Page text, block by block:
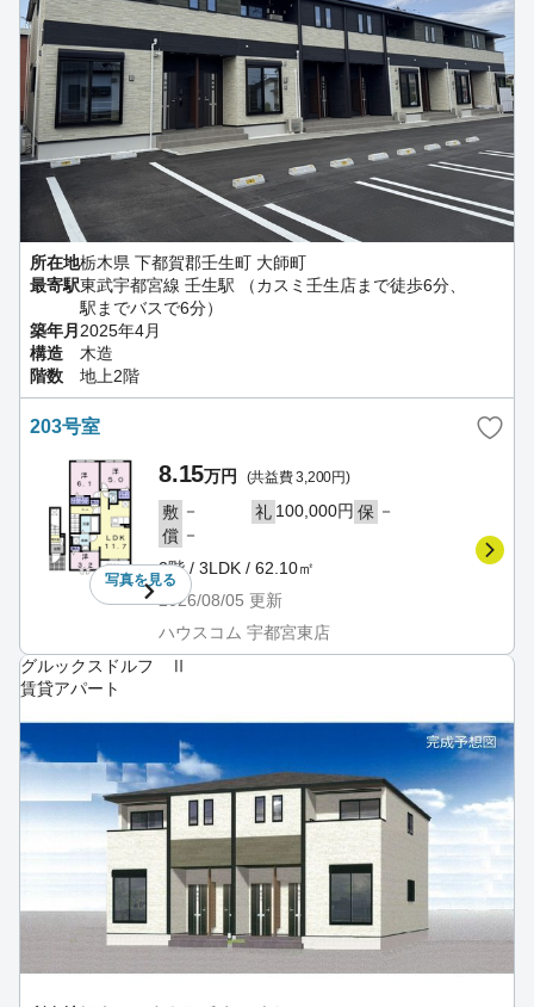
所在地栃木県 下都賀郡壬生町 大師町
最寄駅東武宇都宮線 壬生駅 （カスミ壬生店まで徒歩6分、
駅までバスで6分）
築年月2025年4月
構造
木造
階数
地上2階
203号室
写真を見る
8.15万円 (共益費 3,200円)
敷 － 礼 100,000円 保 －
償 －
2階 / 3LDK / 62.10㎡
2026/08/05 更新
ハウスコム 宇都宮東店
グルックスドルフ Ⅱ
賃貸アパート